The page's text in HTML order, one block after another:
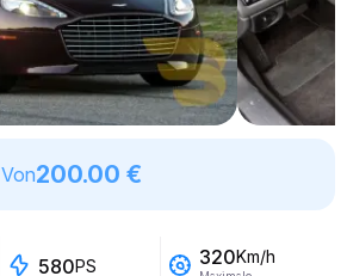
Von200.00 €
580PS 320Km/h